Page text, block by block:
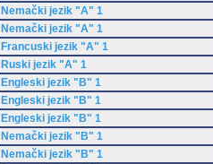
Nemački jezik "A" 1
Nemački jezik "A" 1
Francuski jezik "A" 1
Ruski jezik "A" 1
Engleski jezik "B" 1
Engleski jezik "B" 1
Engleski jezik "B" 1
Nemački jezik "B" 1
Nemački jezik "B" 1